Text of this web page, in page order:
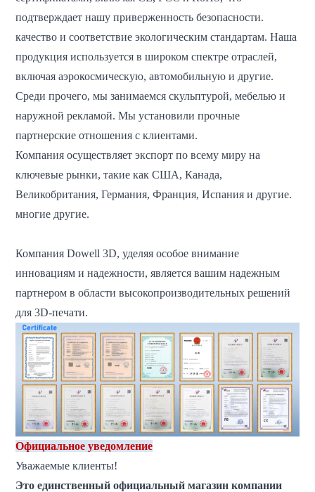
подтверждает нашу приверженность безопасности.
качество и соответствие экологическим стандартам. Наша
продукция используется в широком спектре отраслей,
включая аэрокосмическую, автомобильную и другие.
Среди прочего, мы занимаемся скульптурой, мебелью и
наружной рекламой. Мы установили прочные
партнерские отношения с клиентами.
Компания осуществляет экспорт по всему миру на
ключевые рынки, такие как США, Канада,
Великобритания, Германия, Франция, Испания и другие.
многие другие.
Компания Dowell 3D, уделяя особое внимание
инновациям и надежности, является вашим надежным
партнером в области высокопроизводительных решений
для 3D-печати.
Официальное уведомление
Уважаемые клиенты!
Это единственный официальный магазин компании